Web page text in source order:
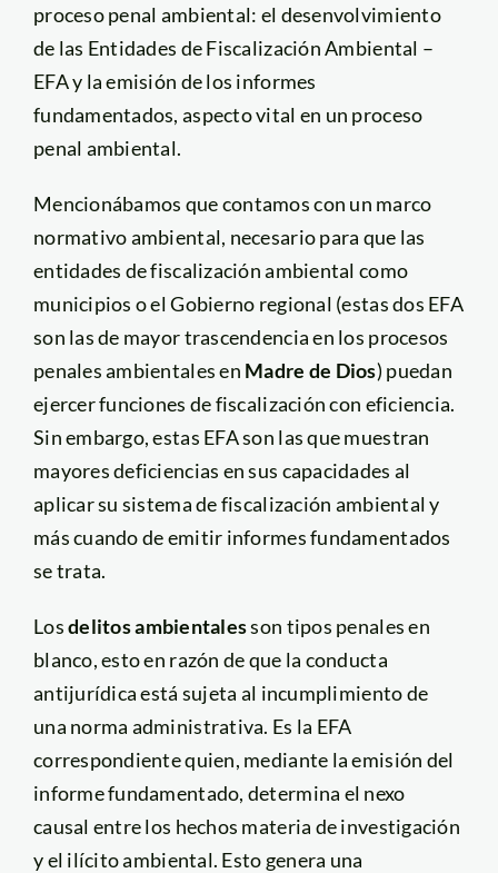
proceso penal ambiental: el desenvolvimiento
de las Entidades de Fiscalización Ambiental –
EFA y la emisión de los informes
fundamentados, aspecto vital en un proceso
penal ambiental.
Mencionábamos que contamos con un marco
normativo ambiental, necesario para que las
entidades de fiscalización ambiental como
municipios o el Gobierno regional (estas dos EFA
son las de mayor trascendencia en los procesos
penales ambientales en Madre de Dios) puedan
ejercer funciones de fiscalización con eficiencia.
Sin embargo, estas EFA son las que muestran
mayores deficiencias en sus capacidades al
aplicar su sistema de fiscalización ambiental y
más cuando de emitir informes fundamentados
se trata.
Losdelitos ambientalesson tipos penales en
blanco, esto en razón de que la conducta
antijurídica está sujeta al incumplimiento de
una norma administrativa. Es la EFA
correspondiente quien, mediante la emisión del
informe fundamentado, determina el nexo
causal entre los hechos materia de investigación
y el ilícito ambiental. Esto genera una